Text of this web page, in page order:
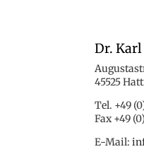
Dr.
45525
Tel. +49
Fax +49
E-Mail: